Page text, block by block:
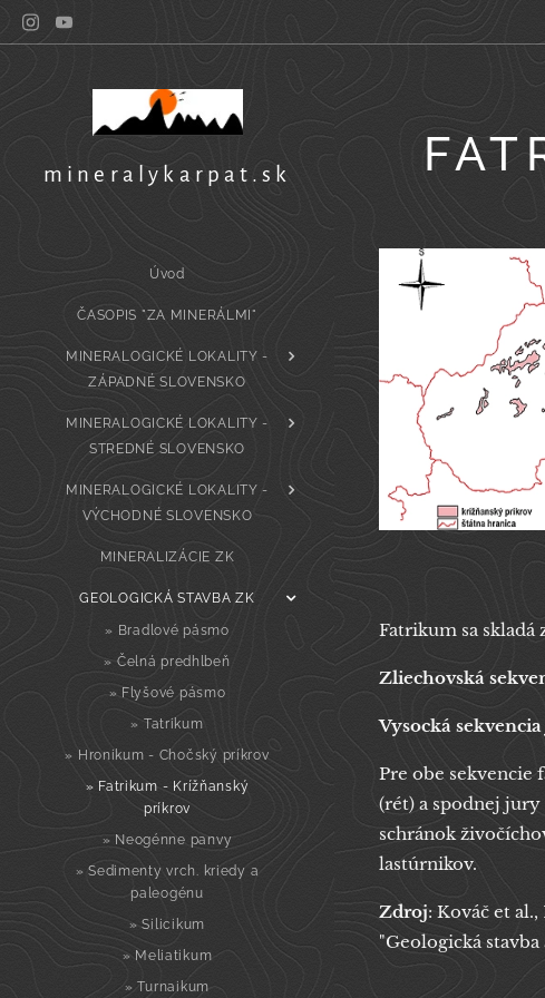
mineralykarpat.sk
Úvod
ČASOPIS "ZA MINERÁLMI"
MINERALOGICKÉ LOKALITY -
ZÁPADNÉ SLOVENSKO
MINERALOGICKÉ LOKALITY -
STREDNÉ SLOVENSKO
MINERALOGICKÉ LOKALITY -
VÝCHODNÉ SLOVENSKO
MINERALIZÁCIE ZK
GEOLOGICKÁ STAVBA ZK
» Bradlové pásmo
» Čelná predhlbeň
» Flyšové pásmo
» Tatrikum
» Hronikum - Chočský príkrov
» Fatrikum - Krížňanský
príkrov
» Neogénne panvy
» Sedimenty vrch. kriedy a
paleogénu
» Silicikum
» Meliatikum
» Turnaikum
Fatrikum sa skladá
Zliechovská
Vysocká sekvencia
Pre obe
(rét) a spodnej
schránok
lastúrnikov.
Zdroj: Kováč et
"Geologická